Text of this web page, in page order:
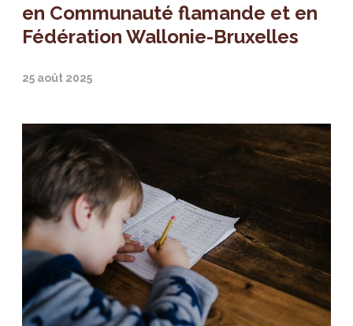
en Communauté flamande et en
Fédération Wallonie-Bruxelles
25 août 2025